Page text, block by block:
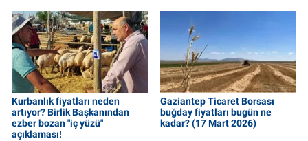
Kurbanlık fiyatları neden
artıyor? Birlik Başkanından
ezber bozan "iç yüzü"
açıklaması!
Gaziantep Ticaret Borsası
buğday fiyatları bugün ne
kadar? (17 Mart 2026)